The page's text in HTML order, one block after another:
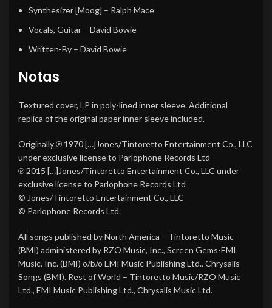
Synthesizer [Moog] – Ralph Mace
Vocals, Guitar – David Bowie
Written-By – David Bowie
Notas
Textured cover, LP in poly-lined inner sleeve. Additional
replica of the original paper inner sleeve included.
Originally ℗ 1970 […]Jones/Tintoretto Entertainment Co., LLC
under exclusive license to Parlophone Records Ltd
℗ 2015 […]Jones/Tintoretto Entertainment Co., LLC under
exclusive license to Parlophone Records Ltd
© Jones/Tintoretto Entertainment Co., LLC
© Parlophone Records Ltd.
All songs published by North America – Tintoretto Music
(BMI) administered by RZO Music, Inc., Screen Gems-EMI
Music, Inc. (BMI) o/b/o EMI Music Publishing Ltd., Chrysalis
Songs (BMI). Rest of World – Tintoretto Music/RZO Music
Ltd., EMI Music Publishing Ltd., Chrysalis Music Ltd.